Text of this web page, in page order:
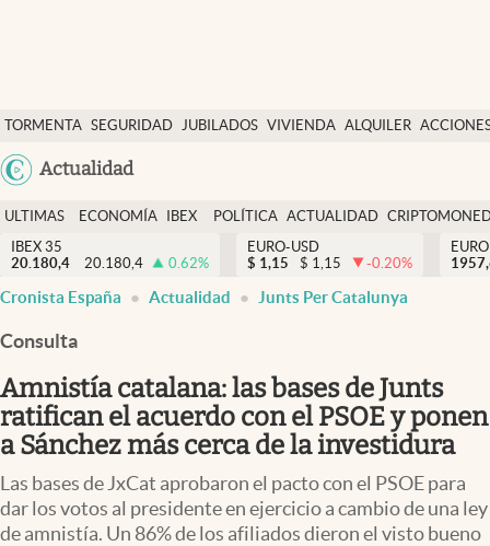
TORMENTA SEGURIDAD JUBILADOS VIVIENDA ALQUILER
Colombia
Actualidad
Economía y finanzas
Política
Actualidad
Criptomonedas
España
ULTIMAS
NOTICIAS
ECONOMÍA
FINANZAS
IBEX
EURO
POLÍTICA ACTUALIDAD
IBEX 35
20.180,4
20.180,4 0.62%
EURO-USD
$ 1,15 $ 1,15 -0.20%
Cronista España Actualidad Junts Per Catalunya
Consulta
Amnistía catalana: las bases de Junts
ratifican el acuerdo con el PSOE y ponen
a Sánchez más cerca de la investidura
Las bases de JxCat aprobaron el pacto con el PSOE para
dar los votos al presidente en ejercicio a cambio de una ley
de amnistía. Un 86% de los afiliados dieron el visto bueno